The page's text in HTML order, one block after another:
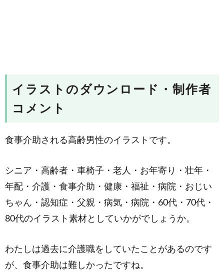
イラストのダウンロード・制作者
コメント
食事介助される高齢男性のイラストです。
シニア・高齢者・車椅子・老人・お年寄り・壮年・
年配・介護・食事介助・健康・福祉・病院・おじい
ちゃん・認知症・父親・病気・病院・60代・70代・
80代のイラスト素材としていかがでしょうか。
わたしは過去に介護職をしていたことがあるのです
が、食事介助は難しかったですね。